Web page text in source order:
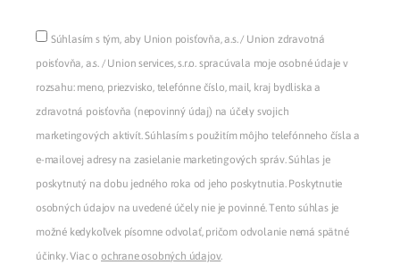
Súhlasím s tým, aby Union poisťovňa, a.s. / Union zdravotná
poisťovňa, a.s. / Union services, s.r.o. spracúvala moje osobné údaje v
rozsahu: meno, priezvisko, telefónne číslo, mail, kraj bydliska a
zdravotná poisťovňa (nepovinný údaj) na účely svojich
marketingových aktivít. Súhlasím s použitím môjho telefónneho čísla a
e-mailovej adresy na zasielanie marketingových správ. Súhlas je
poskytnutý na dobu jedného roka od jeho poskytnutia. Poskytnutie
osobných údajov na uvedené účely nie je povinné. Tento súhlas je
možné kedykoľvek písomne odvolať, pričom odvolanie nemá spätné
účinky. Viac o ochrane osobných údajov.